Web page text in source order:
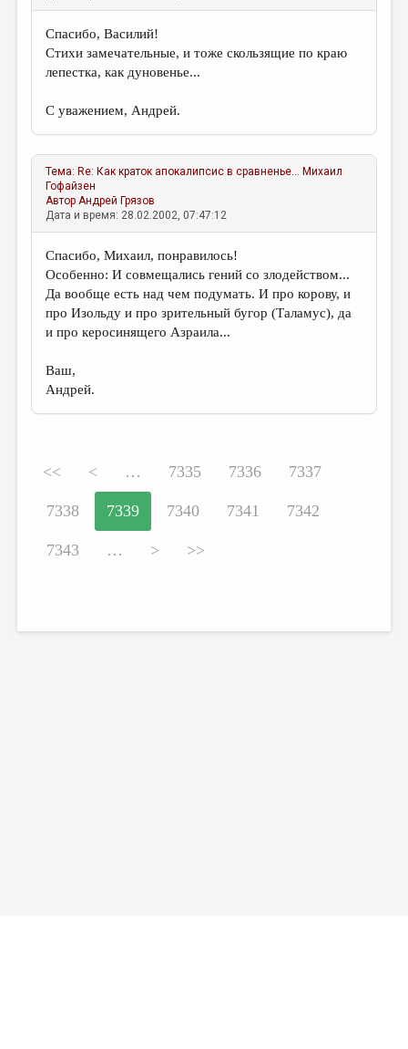
Спасибо, Василий!
Стихи замечательные, и тоже скользящие по краю
лепестка, как дуновенье...
С уважением, Андрей.
Тема: Re: Как краток апокалипсис в сравненье... Михаил
Гофайзен
АвторАндрей Грязов
Дата и время: 28.02.2002, 07:47:12
Спасибо, Михаил, понравилось!
Особенно: И совмещались гений со злодейством...
Да вообще есть над чем подумать. И про корову, и
про Изольду и про зрительный бугор (Таламус), да
и про керосинящего Азраила...
Ваш,
Андрей.
<< < … 7335 7336 7337
7338 7339 7340 7341 7342
7343 … > >>